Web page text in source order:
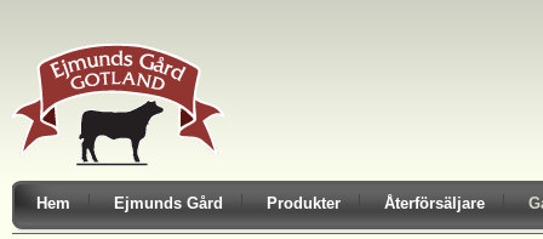
Hem Ejmunds Gård Produkter Återförsäljare